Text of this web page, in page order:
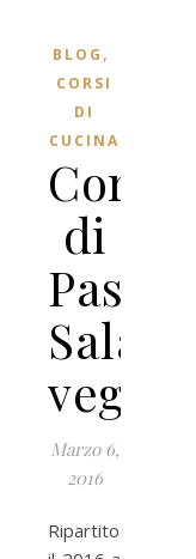
BLOG ,
CORSI
DI
CUCINA
Corso
di
Salata
veg
Marzo 6,
2016
Ripartito